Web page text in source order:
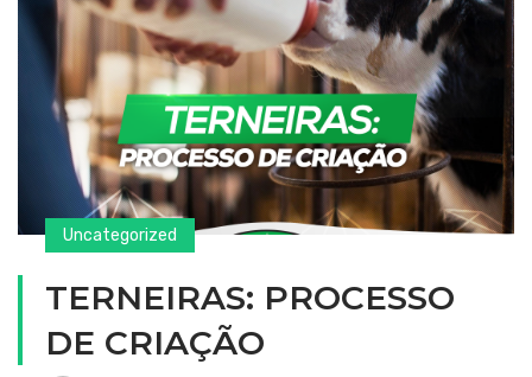
Uncategorized
TERNEIRAS: PROCESSO
DE CRIAÇÃO